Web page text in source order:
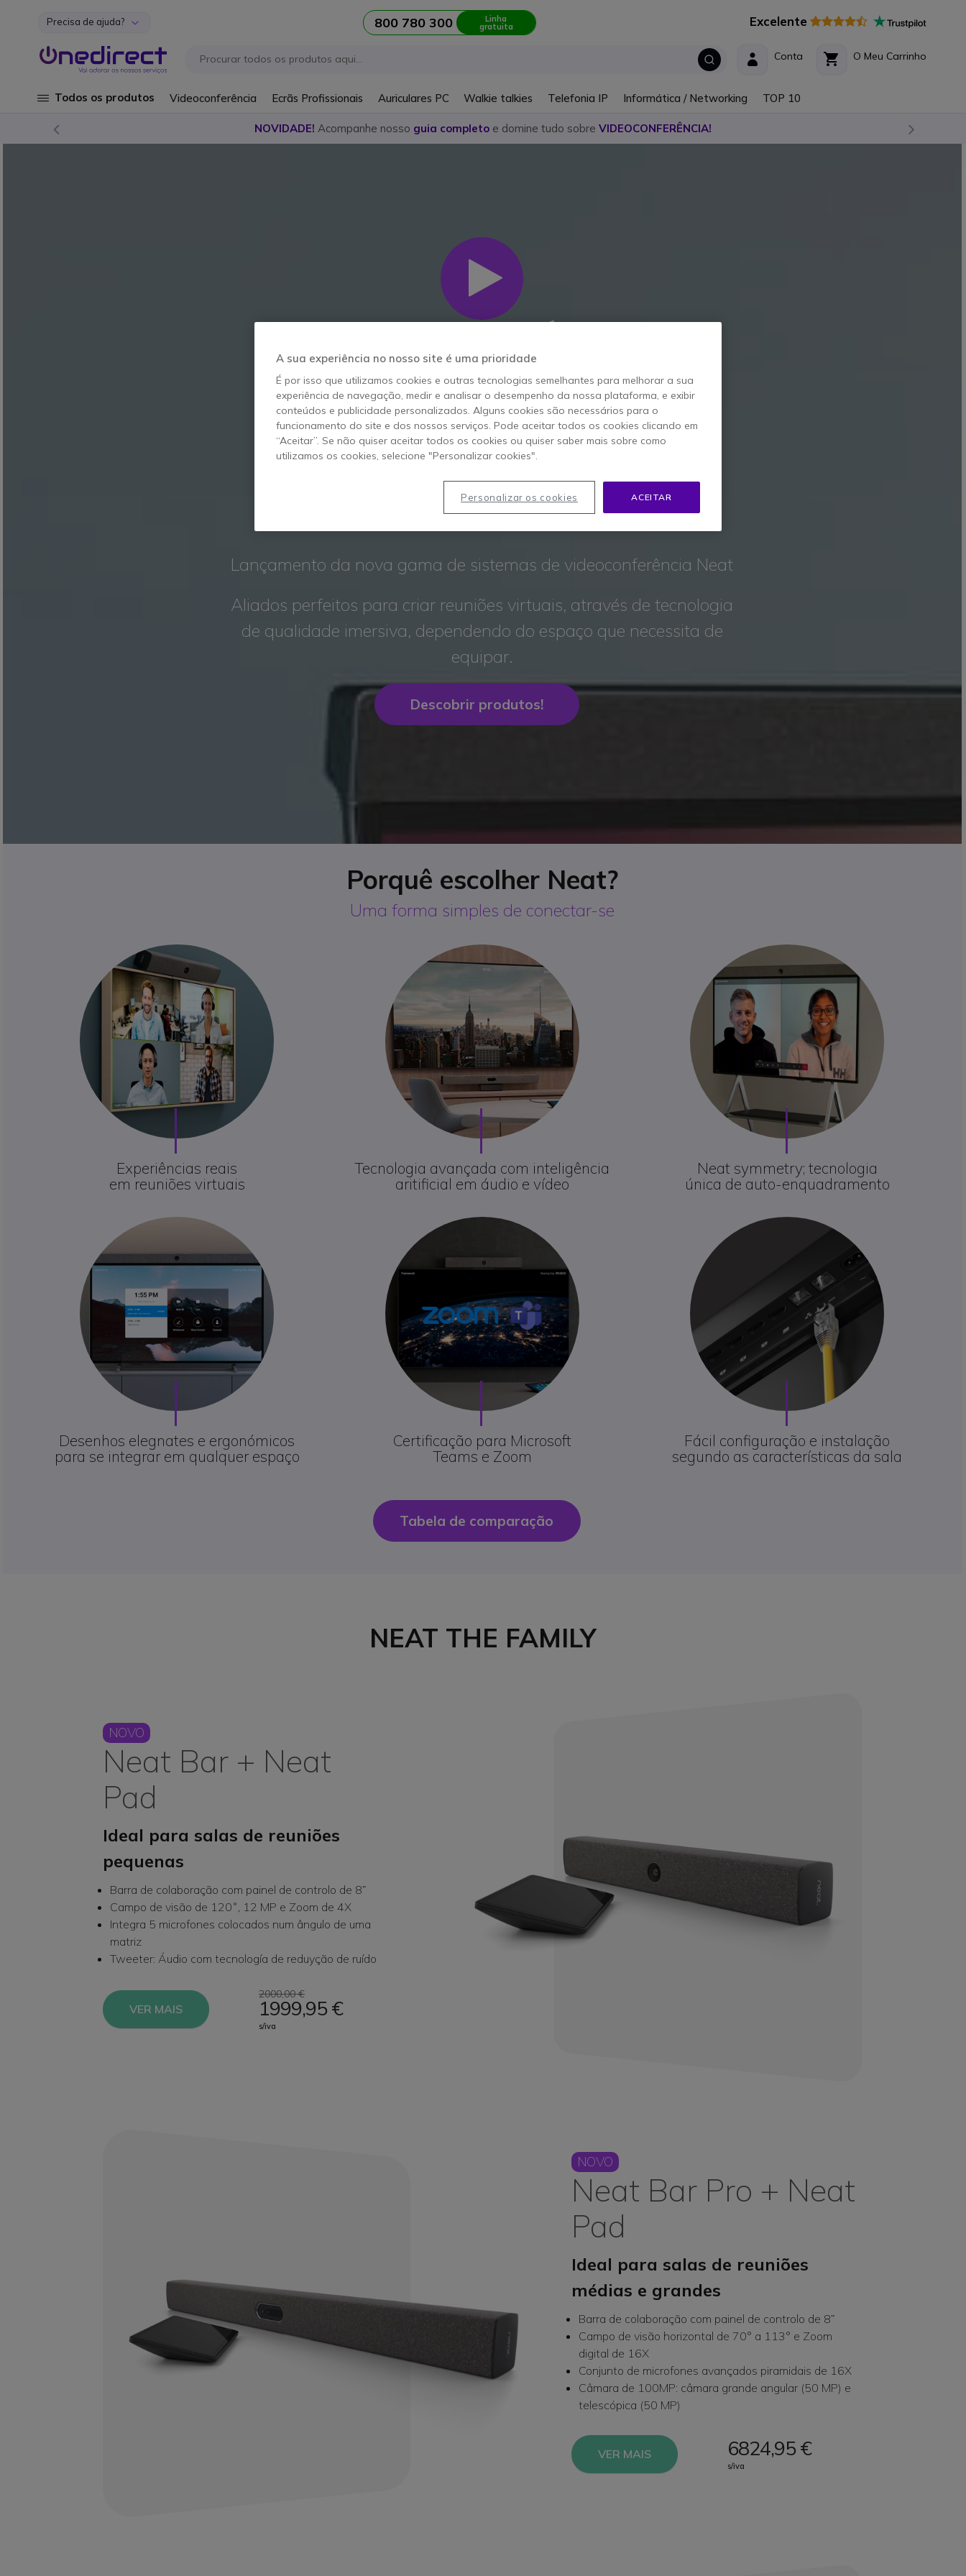
Ir para o Conteúdo
Precisa de ajuda? 800 780 300 Linha
gratuita Excelente
O Meu Carrinho
Conta
Todos os produtos Videoconferência Ecrãs Profissionais Auriculares PC Walkie talkies Telefonia IP Informática / Networking TOP 10
NOVIDADE! Acompanhe nosso guia completo e domine tudo sobre VIDEOCONFERÊNCIA!
Play
SISTEMAS DE
VIDEOCONFERENCIAS
NEAT
Lançamento da nova gama de sistemas de videoconferência Neat
Aliados perfeitos para criar reuniões virtuais, através de tecnologia
de qualidade imersiva, dependendo do espaço que necessita de
equipar.
Descobrir produtos!
Porquê escolher Neat?
Uma forma simples de conectar-se
Experiências reais
em reuniões virtuais
Tecnologia avançada com inteligência
aritificial em áudio e vídeo
Neat symmetry; tecnologia
única de auto-enquadramento
Desenhos elegnates e ergonómicos
para se integrar em qualquer espaço
Certificação para Microsoft
Teams e Zoom
Fácil configuração e instalação
segundo as características da sala
Tabela de comparação
NEAT THE FAMILY
NOVO
Neat Bar + Neat
Pad
Ideal para salas de reuniões
pequenas
Barra de colaboração com painel de controlo de 8”
Campo de visão de 120˚, 12 MP e Zoom de 4X
Integra 5 microfones colocados num ângulo de uma
matriz
Tweeter: Áudio com tecnología de reduyção de ruído
VER MAIS
2000,00 €
1999,95 €
s/iva
NOVO
Neat Bar Pro + Neat
Pad
Ideal para salas de reuniões
médias e grandes
Barra de colaboração com painel de controlo de 8”
Campo de visão horizontal de 70° a 113° e Zoom
digital de 16X
Conjunto de microfones avançados piramidais de 16X
Câmara de 100MP: câmara grande angular (50 MP) e
telescópica (50 MP)
VER MAIS 6824,95 €
s/iva
A sua experiência no nosso site é uma prioridade
É por isso que utilizamos cookies e outras tecnologias semelhantes para melhorar a sua
experiência de navegação, medir e analisar o desempenho da nossa plataforma, e exibir
conteúdos e publicidade personalizados. Alguns cookies são necessários para o
funcionamento do site e dos nossos serviços. Pode aceitar todos os cookies clicando em
“Aceitar”. Se não quiser aceitar todos os cookies ou quiser saber mais sobre como
utilizamos os cookies, selecione "Personalizar cookies".
ACEITAR
Personalizar os cookies